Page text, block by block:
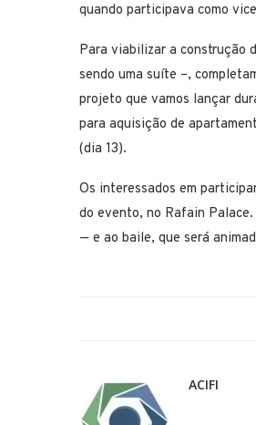
quando participava como
Para viabilizar a construção
sendo uma suíte –,
projeto que vamos lançar
para aquisição de
(dia 13).
Os interessados em
do evento, no Rafain
— e ao baile, que será
ACIFI